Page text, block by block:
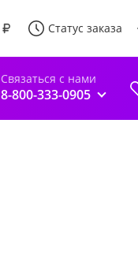
Статус заказа
Связаться с нами
8-800-333-0905